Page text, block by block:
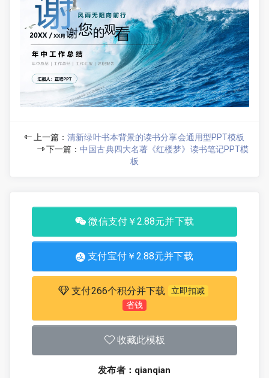
上一篇：清新绿叶书本背景的读书分享会通用型PPT模板
下一篇：中国古典四大名著《红楼梦》读书笔记PPT模
板
微信支付￥2.88元并下载
支付宝付￥2.88元并下载
支付266个积分并下载
立即扣减
省钱
收藏此模板
发布者：qianqian